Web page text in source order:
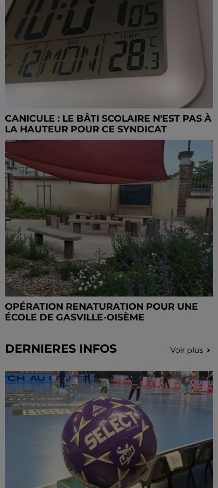
CANICULE : LE BÂTI SCOLAIRE N'EST PAS À
LA HAUTEUR POUR CE SYNDICAT
OPÉRATION RENATURATION POUR UNE
ÉCOLE DE GASVILLE-OISÈME
DERNIERES INFOS Voir plus